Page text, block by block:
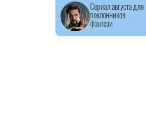
Сериал августа для
поклонников
фэнтези